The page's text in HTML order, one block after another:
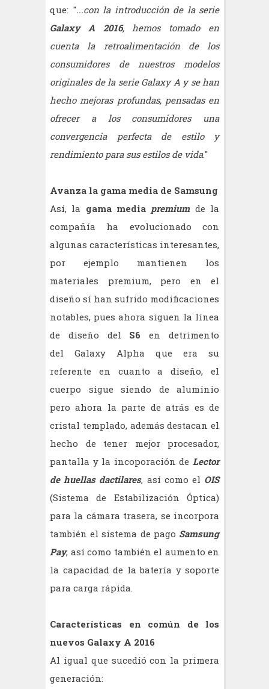
que: "...con la introducción de la serie
Galaxy A 2016, hemos tomado en
cuenta la retroalimentación de los
consumidores de nuestros modelos
originales de la serie Galaxy A y se han
hecho mejoras profundas, pensadas en
ofrecer a los consumidores una
convergencia perfecta de estilo y
rendimiento para sus estilos de vida."
Avanza la gama media de Samsung
Así, la gama media premium de la
compañía ha evolucionado con
algunas características interesantes,
por ejemplo mantienen los
materiales premium, pero en el
diseño sí han sufrido modificaciones
notables, pues ahora siguen la línea
de diseño del S6en detrimento
del Galaxy Alpha que era su
referente en cuanto a diseño, el
cuerpo sigue siendo de aluminio
pero ahora la parte de atrás es de
cristal templado, además destacan el
hecho de tener mejor procesador,
pantalla y la incoporación de Lector
de huellas dactilares, así como el OIS
(Sistema de Estabilización Óptica)
para la cámara trasera, se incorpora
también el sistema de pago Samsung
Pay, así como también el aumento en
la capacidad de la batería y soporte
para carga rápida.
Características en común de los
nuevos Galaxy A 2016
Al igual que sucedió con la primera
generación: